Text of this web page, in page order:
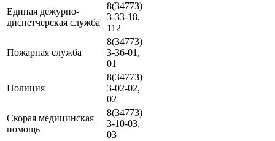
Единая дежурно-
диспетчерская служба
8(34773)
3-33-18,
112
Пожарная служба
8(34773)
3-36-01,
01
Полиция
8(34773)
3-02-02,
02
Скорая медицинская
помощь
8(34773)
3-10-03,
03